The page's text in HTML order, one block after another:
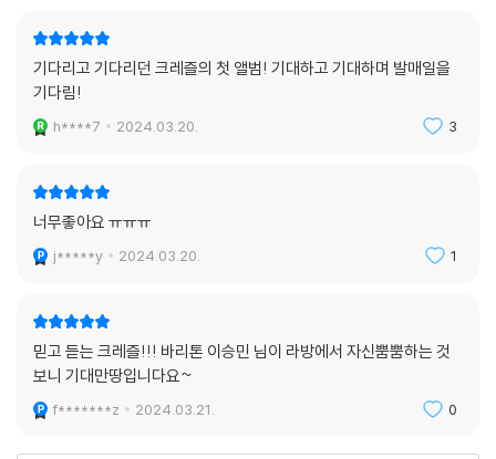
기다리고 기다리던 크레즐의 첫 앨범! 기대하고 기대하며 발매일을
기다림!
h****7 2024.03.20. 3
너무좋아요 ㅠㅠㅠ
j*****y 2024.03.20. 1
믿고 듣는 크레즐!!! 바리톤 이승민 님이 라방에서 자신뿜뿜하는 것
보니 기대만땅입니다요~
f*******z 2024.03.21. 0